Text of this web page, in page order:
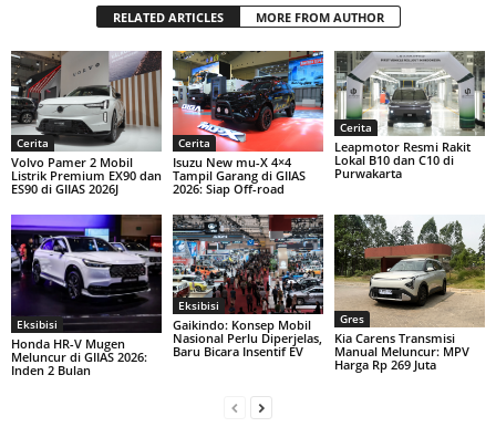
RELATED ARTICLES MORE FROM AUTHOR
Cerita
Volvo Pamer 2 Mobil
Listrik Premium EX90 dan
ES90 di GIIAS 2026J
Cerita
Isuzu New mu-X 4×4
Tampil Garang di GIIAS
2026: Siap Off-road
Cerita
Leapmotor Resmi Rakit
Lokal B10 dan C10 di
Purwakarta
Eksibisi
Honda HR-V Mugen
Meluncur di GIIAS 2026:
Inden 2 Bulan
Eksibisi
Gaikindo: Konsep Mobil
Nasional Perlu Diperjelas,
Baru Bicara Insentif EV
Gres
Kia Carens Transmisi
Manual Meluncur: MPV
Harga Rp 269 Juta